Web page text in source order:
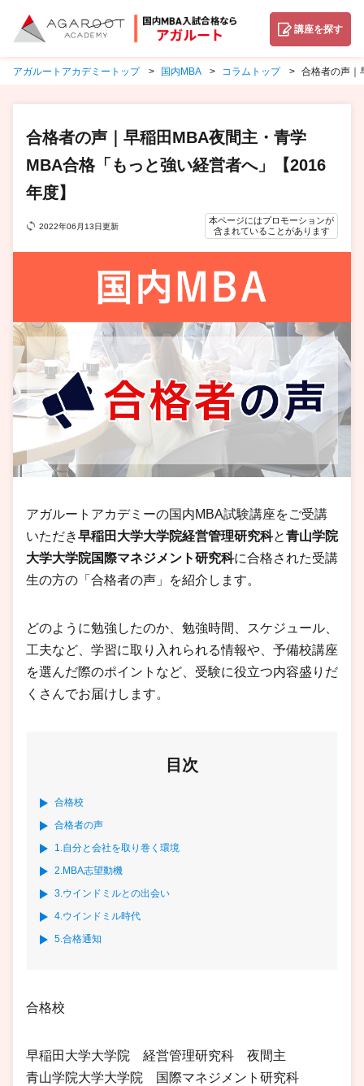
講座を探す
アガルートアカデミートップ 国内MBA コラムトップ 合格者の声｜
合格者の声｜早稲田MBA夜間主・青学
MBA合格「もっと強い経営者へ」【2016
年度】
2022年06月13日更新
本ページにはプロモーションが
含まれていることがあります
アガルートアカデミーの国内MBA試験講座をご受講
いただき早稲田大学大学院経営管理研究科と青山学院
大学大学院国際マネジメント研究科に合格された受講
生の方の「合格者の声」を紹介します。
どのように勉強したのか、勉強時間、スケジュール、
工夫など、学習に取り入れられる情報や、予備校講座
を選んだ際のポイントなど、受験に役立つ内容盛りだ
くさんでお届けします。
目次
合格校
合格者の声
1.自分と会社を取り巻く環境
2.MBA志望動機
3.ウインドミルとの出会い
4.ウインドミル時代
5.合格通知
合格校
早稲田大学大学院 経営管理研究科 夜間主
青山学院大学大学院 国際マネジメント研究科